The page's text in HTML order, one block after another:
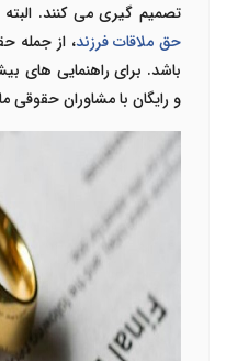
تصمیم گیری می کنند.
حق ملاقات فرزند، از جمله
باشد. برای راهنمایی های
و رایگان با مشاوران حقوقی